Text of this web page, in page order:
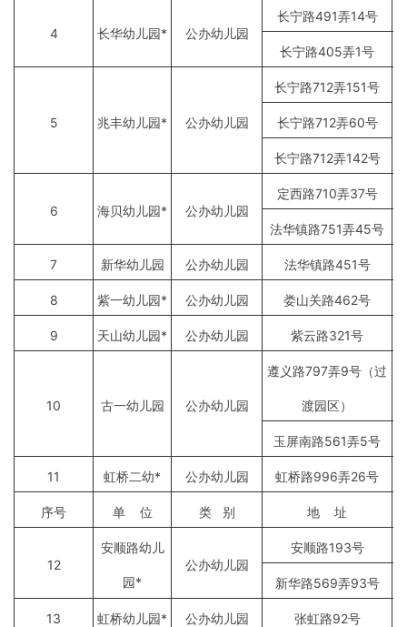
4 长华幼儿园* 公办幼儿园
长宁路491弄14号
长宁路405弄1号
5 兆丰幼儿园* 公办幼儿园
长宁路712弄151号
长宁路712弄60号
长宁路712弄142号
6 海贝幼儿园* 公办幼儿园
定西路710弄37号
法华镇路751弄45号
7 新华幼儿园 公办幼儿园 法华镇路451号
8 紫一幼儿园* 公办幼儿园 娄山关路462号
9 天山幼儿园* 公办幼儿园 紫云路321号
10 古一幼儿园 公办幼儿园
遵义路797弄9号（过
渡园区）
玉屏南路561弄5号
11 虹桥二幼* 公办幼儿园 虹桥路996弄26号
序号 单 位 类 别 地 址
12
安顺路幼儿
园*
公办幼儿园
安顺路193号
新华路569弄93号
13 虹桥幼儿园* 公办幼儿园 张虹路92号